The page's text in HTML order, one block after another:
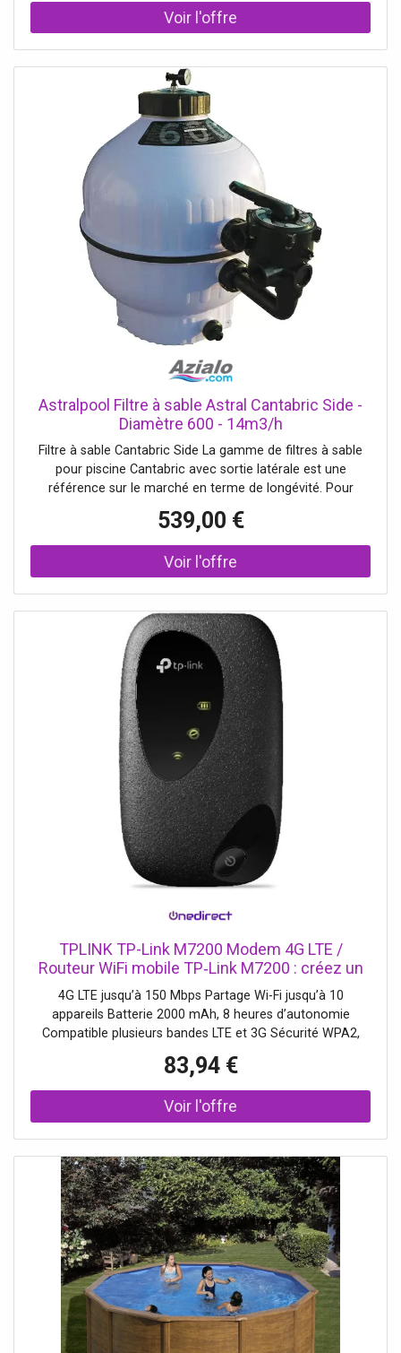
Astralpool Filtre à sable Astral Cantabric Side -
Diamètre 600 - 14m3/h
Filtre à sable Cantabric Side La gamme de filtres à sable
pour piscine Cantabric avec sortie latérale est une
référence sur le marché en terme de longévité. Pour
fabriqués en deux parties en thermoplastique injecté, puis
soudés. Ils sont ensuite
539,00 €
TPLINK TP-Link M7200 Modem 4G LTE /
Routeur WiFi mobile TP‑Link M7200 : créez un
hotspot sécurisé puissant pour jusqu’à 10
utilisateurs, 8h d’autonomie.
4G LTE jusqu’à 150 Mbps Partage Wi-Fi jusqu’à 10
appareils Batterie 2000 mAh, 8 heures d’autonomie
Compatible plusieurs bandes LTE et 3G Sécurité WPA2,
connexion et batterie Installation rapide plug-and-play
83,94 €